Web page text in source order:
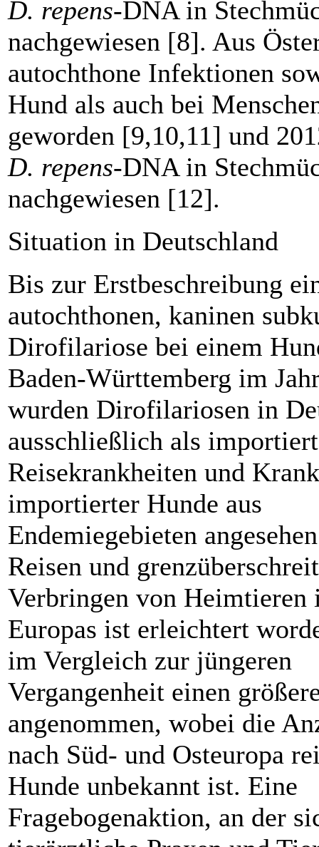
D. repens-DNA in
nachgewiesen [8]. Aus
autochthone Infektio­nen
Hund als auch bei
geworden [9,10,11] und
D. repens-DNA in
nachgewiesen [12].
Situation in Deutschland
Bis zur Erstbeschreibung
autochthonen, kaninen
Dirofilariose bei einem
Baden-Württemberg im
wurden Dirofilariosen in
ausschließlich als
Reisekrankheiten und
importierter Hunde aus
Endemiegebieten
Reisen und
Verbringen von Heimtieren
Europas ist erleichtert
im Vergleich zur jüngeren
Vergangenheit einen
angenommen, wobei die
nach Süd- und Osteuropa
Hunde unbekannt ist. Eine
Fragebogenaktion, an der